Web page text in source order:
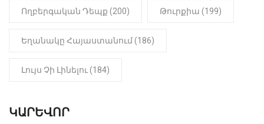
Ողբերգական Դեպք (200) Թուրքիա (199)
Եղանակը Հայաստանում (186)
Լույս Չի Լինելու (184)
ԿԱՐԵՎՈՐ